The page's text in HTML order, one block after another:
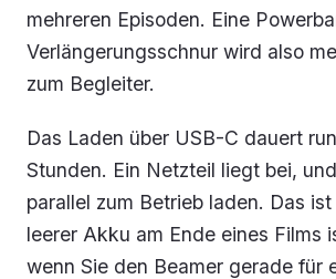
mehreren Episoden. Eine
Verlängerungsschnur wird also
zum Begleiter.
Das Laden über USB-C dauert
Stunden. Ein Netzteil liegt bei,
parallel zum Betrieb laden. Das
leerer Akku am Ende eines Films
wenn Sie den Beamer gerade für